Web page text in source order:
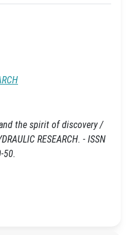
the spirit of discovery /
RESEARCH. - ISSN
50.